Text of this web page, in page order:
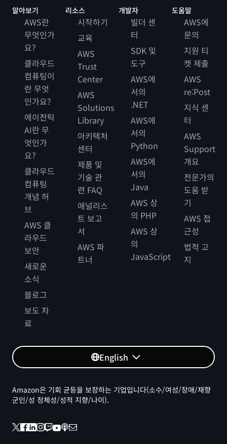
알아보기
AWS란
무엇인가
요?
클라우드
컴퓨팅이
란 무엇
인가요?
에이전틱
AI란 무
엇인가
요?
클라우드
컴퓨팅
개념 허
브
AWS 클
라우드
보안
새로운
소식
블로그
보도 자
료
리소스
시작하기
교육
AWS
Trust
Center
AWS
Solutions
Library
아키텍처
센터
제품 및
기술 관
련 FAQ
애널리스
트 보고
서
AWS 파
트너
개발자
빌더 센
터
SDK 및
도구
AWS에
서의
.NET
AWS에
서의
Python
AWS에
서의
Java
AWS 상
의 PHP
AWS 상
의
JavaScript
도움말
AWS에
문의
지원 티
켓 제출
AWS
re:Post
지식 센
터
AWS
Support
개요
전문가의
도움 받
기
AWS 접
근성
법적 고
지
English
Amazon은 기회 균등을 보장하는 기업입니다(소수/여성/장애/재향
군인/성 정체성/성적 지향/나이).